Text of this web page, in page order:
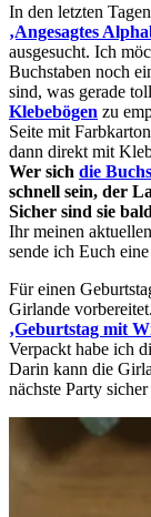
In den letzten
‚Angesagtes
ausgesucht. Ich
Buchstaben noch
sind, was gerade
Klebebögen zu
Seite mit
dann direkt mit
Wer sich die
schnell sein, der
Sicher sind sie
Ihr meinen
sende ich Euch
Für einen
Girlande
‚Geburtstag mit
Verpackt habe ich
Darin kann die
nächste Party